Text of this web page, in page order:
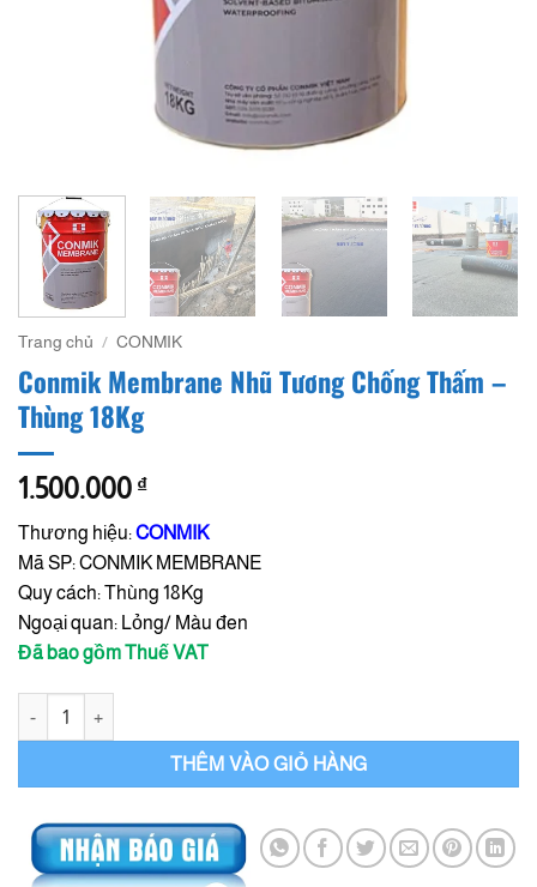
Trang chủ / CONMIK
Conmik Membrane Nhũ Tương Chống Thấm –
Thùng 18Kg
1.500.000 ₫
Thương hiệu:CONMIK
Mã SP: CONMIK MEMBRANE
Quy cách: Thùng 18Kg
Ngoại quan: Lỏng/ Màu đen
Đã bao gồm Thuế VAT
THÊM VÀO GIỎ HÀNG